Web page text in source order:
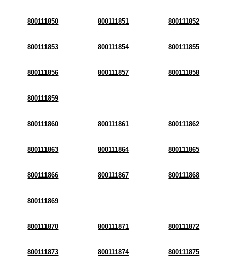
800111850 800111851 800111852
800111853 800111854 800111855
800111856 800111857 800111858
800111859
800111860 800111861 800111862
800111863 800111864 800111865
800111866 800111867 800111868
800111869
800111870 800111871 800111872
800111873 800111874 800111875